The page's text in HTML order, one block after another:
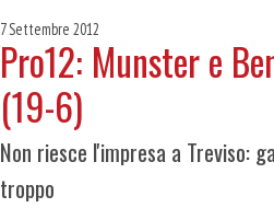
7 Settembre 2012
Pro12: Munster e
(19-6)
Non riesce l'impresa a Treviso:
troppo